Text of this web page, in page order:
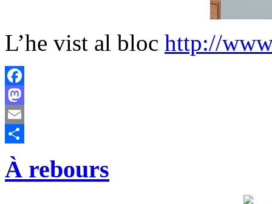
L’he vist al bloc http://
Facebook
Mastodon
Email
À rebours